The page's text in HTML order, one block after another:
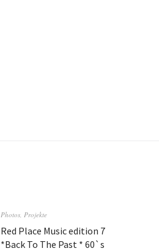
Photos, Projekte
Red Place Music edition 7
*Back To The Past * 60`s